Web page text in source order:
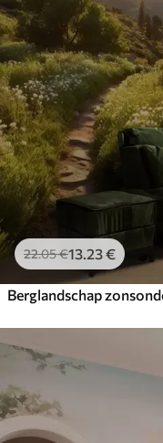
22.05€13 .23€
Berglandschap